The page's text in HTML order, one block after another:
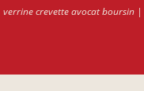
verrine crevette avocat boursin|